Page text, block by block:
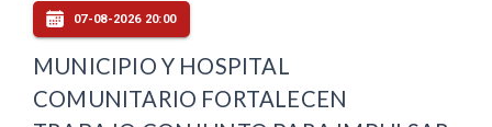
07-08-2026 20:00
MUNICIPIO Y HOSPITAL
COMUNITARIO FORTALECEN